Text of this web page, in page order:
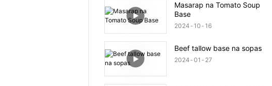
Masarap na Tomato Soup
Base
2024 10 16
Beef tallow base na sopas
2024 01 27